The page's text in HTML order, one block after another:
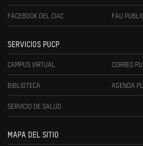
FACEBOOK DEL CIAC FAU
SERVICIOS PUCP
CAMPUS VIRTUAL CORREO
BIBLIOTECA AGENDA
SERVICIO DE SALUD
MAPA DEL SITIO